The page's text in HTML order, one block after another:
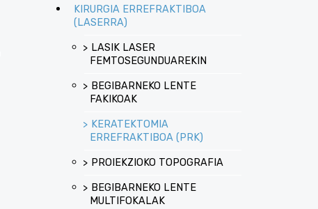
KIRURGIA ERREFRAKTIBOA
(LASERRA)
LASIK LASER
FEMTOSEGUNDUAREKIN
BEGIBARNEKO LENTE
FAKIKOAK
KERATEKTOMIA
ERREFRAKTIBOA (PRK)
PROIEKZIOKO TOPOGRAFIA
BEGIBARNEKO LENTE
MULTIFOKALAK